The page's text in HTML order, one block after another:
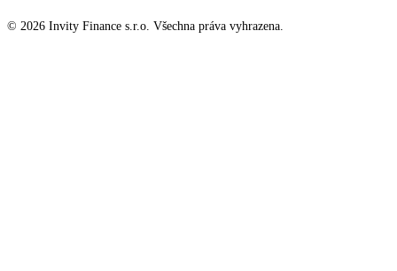
© 2026 Invity Finance s.r.o. Všechna práva vyhrazena.